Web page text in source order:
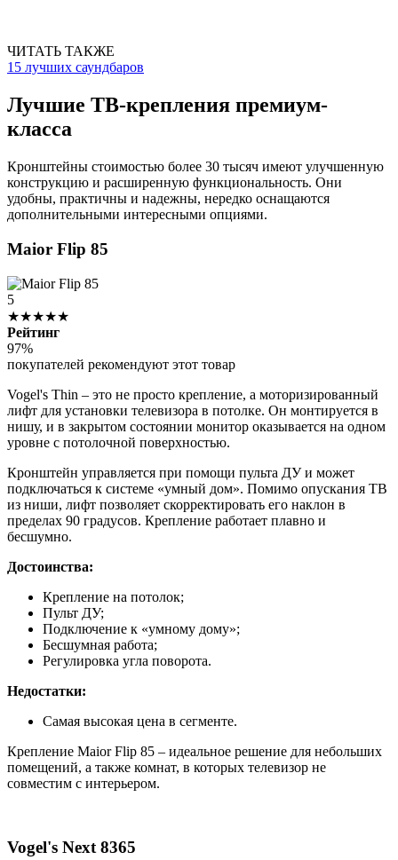
ЧИТАТЬ ТАКЖЕ
15 лучших саундбаров
Лучшие ТВ-крепления премиум-
класса
Кронштейны стоимостью более 30 тысяч имеют улучшенную
конструкцию и расширенную функциональность. Они
удобны, практичны и надежны, нередко оснащаются
дополнительными интересными опциями.
Maior Flip 85
5
★★★★★
Рейтинг
97%
покупателей рекомендуют этот товар
Vogel's Thin – это не просто крепление, а моторизированный
лифт для установки телевизора в потолке. Он монтируется в
нишу, и в закрытом состоянии монитор оказывается на одном
уровне с потолочной поверхностью.
Кронштейн управляется при помощи пульта ДУ и может
подключаться к системе «умный дом». Помимо опускания ТВ
из ниши, лифт позволяет скорректировать его наклон в
пределах 90 градусов. Крепление работает плавно и
бесшумно.
Достоинства:
Крепление на потолок;
Пульт ДУ;
Подключение к «умному дому»;
Бесшумная работа;
Регулировка угла поворота.
Недостатки:
Самая высокая цена в сегменте.
Крепление Maior Flip 85 – идеальное решение для небольших
помещений, а также комнат, в которых телевизор не
совместим с интерьером.
Vogel's Next 8365